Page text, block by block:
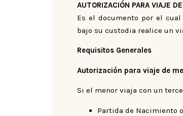
AUTORIZACIÓN PARA VIAJE
Es el documento por el
bajo su custodia realice un
Requisitos Generales
Autorización para viaje de
Si el menor viaja con un
Partida de Nacimiento